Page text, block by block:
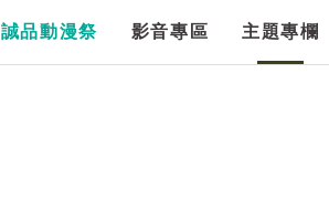
誠品動漫祭 影音專區 主題專欄